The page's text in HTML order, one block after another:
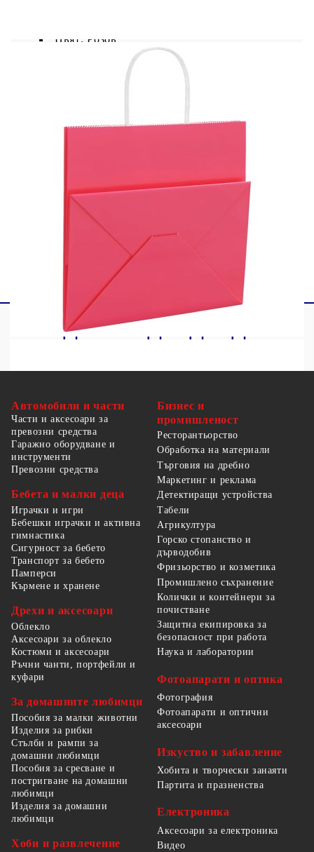
Цвят: Розов
Цвят на дръжката: Бял
С дръжки от хартиено въже
Доставката съдържа:
250 x хартиена торбичка
Автомобили и части
Части и аксесоари за
превозни средства
Гаражно оборудване и
инструменти
Превозни средства
Бебета и малки деца
Играчки и игри
Бебешки играчки и активна
гимнастика
Сигурност за бебето
Транспорт за бебето
Памперси
Кърмене и хранене
Дрехи и аксесоари
Облекло
Аксесоари за облекло
Костюми и аксесоари
Ръчни чанти, портфейли и
куфари
За домашните любимци
Пособия за малки животни
Изделия за рибки
Стълби и рампи за
домашни любимци
Пособия за сресване и
постригване на домашни
любимци
Изделия за домашни
любимци
Хоби и развлечение
Бизнес и
промишленост
Ресторантьорство
Обработка на материали
Търговия на дребно
Маркетинг и реклама
Детектиращи устройства
Табели
Агрикултура
Горско стопанство и
дърводобив
Фризьорство и козметика
Промишлено съхранение
Колички и контейнери за
почистване
Защитна екипировка за
безопасност при работа
Наука и лаборатории
Фотоапарати и оптика
Фотография
Фотоапарати и оптични
аксесоари
Изкуство и забавление
Хобита и творчески занаяти
Партита и празненства
Електроника
Аксесоари за електроника
Видео